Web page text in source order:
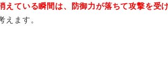
えている瞬間は、防御力が落ちて攻撃を受
えます。